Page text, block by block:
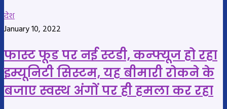
देश
January 10, 2022
फास्ट फूड पर नई स्टडी, कन्फ्यूज हो रहा
इम्यूनिटी सिस्टम, यह बीमारी रोकने के
बजाए स्वस्थ अंगों पर ही हमला कर रहा